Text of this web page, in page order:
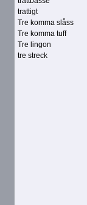
trattigt
Tre komma slåss
Tre komma tuff
Tre lingon
tre streck